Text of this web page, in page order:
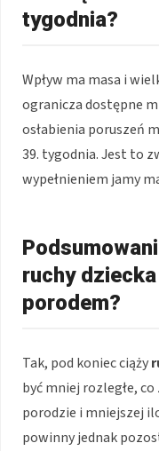
tygodnia?
Wpływ ma masa i
ogranicza dostępne
osłabienia poruszeń
39. tygodnia. Jest to
wypełnieniem jamy
ruchy
porodem?
Tak, pod koniec ciąży
być mniej rozległe,
porodzie i mniejszej
powinny jednak